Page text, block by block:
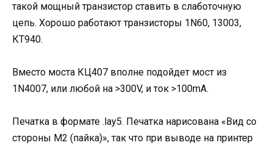
такой мощный транзистор ставить в слаботочную
цепь. Хорошо работают транзисторы 1N60, 13003,
КТ940.
Вместо моста КЦ407 вполне подойдет мост из
1N4007, или любой на >300V, и ток >100mA.
Печатка в формате .lay5. Печатка нарисована «Вид со
стороны М2 (пайка)», так что при выводе на принтер